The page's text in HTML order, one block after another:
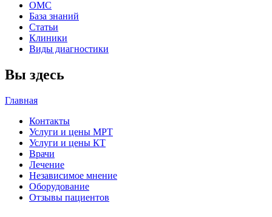
ОМС
База знаний
Статьи
Клиники
Виды диагностики
Вы здесь
Главная
Контакты
Услуги и цены МРТ
Услуги и цены КТ
Врачи
Лечение
Независимое мнение
Оборудование
Отзывы пациентов